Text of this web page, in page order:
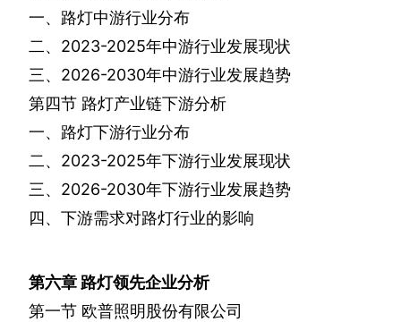
一、路灯中游行业分布
二、 2023-2025年中游行业发展现状
三、 2026-2030年中游行业发展趋势
第四节 路灯产业链下游分析
一、路灯下游行业分布
二、 2023-2025年下游行业发展现状
三、 2026-2030年下游行业发展趋势
四、下游需求对路灯行业的影响
第六章 路灯领先企业分析
第一节 欧普照明股份有限公司